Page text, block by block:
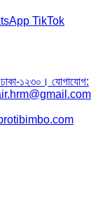
TikTok
১২৩০। যোগাযোগ: